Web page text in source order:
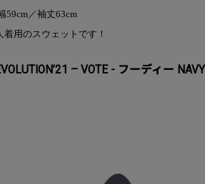
59cm／袖丈63cm
用のスウェットです！
– VOTE - フーディー NAVY